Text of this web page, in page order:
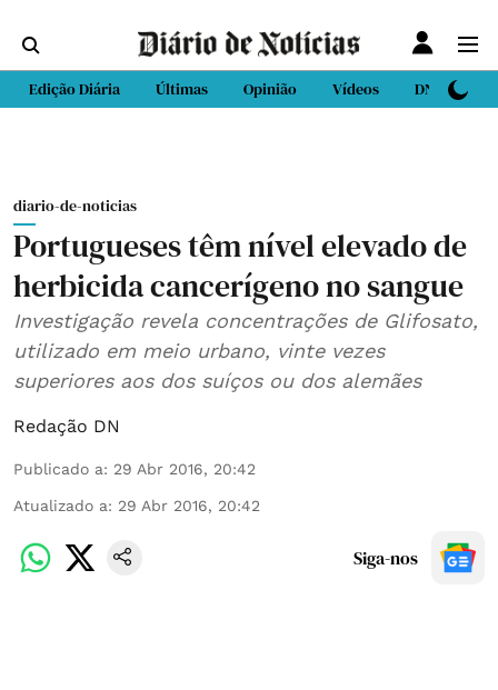
Edição Diária Últimas Opinião Vídeos DN Sport
diario-de-noticias
Portugueses têm nível elevado de
herbicida cancerígeno no sangue
Investigação revela concentrações de Glifosato,
utilizado em meio urbano, vinte vezes
superiores aos dos suíços ou dos alemães
Redação DN
Publicado a: 29 Abr 2016, 20:42
Atualizado a: 29 Abr 2016, 20:42
Siga-nos